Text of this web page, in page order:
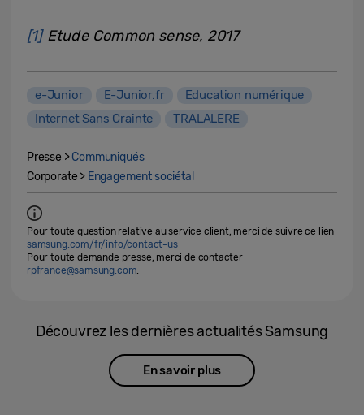
[1]Etude Common sense, 2017
e-Junior E-Junior.fr
Education numérique
Internet Sans Crainte
TRALALERE
Presse >Communiqués
Corporate > Engagement sociétal
Pour toute question relative au service client, merci de suivre ce lien
samsung.com/fr/info/contact-us
Pour toute demande presse, merci de contacter
rpfrance@samsung.com.
Découvrez les dernières actualités Samsung
En savoir plus